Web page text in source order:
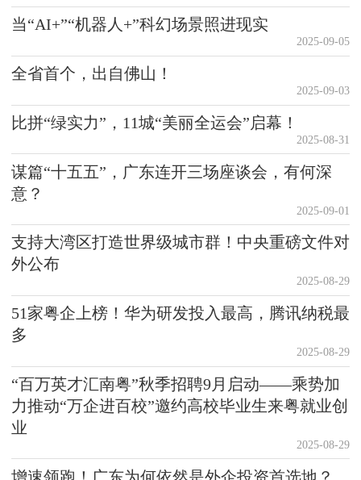
当“AI+”“机器人+”科幻场景照进现实
2025-09-05
全省首个，出自佛山！
2025-09-03
比拼“绿实力”，11城“美丽全运会”启幕！
2025-08-31
谋篇“十五五”，广东连开三场座谈会，有何深
意？
2025-09-01
支持大湾区打造世界级城市群！中央重磅文件对
外公布
2025-08-29
51家粤企上榜！华为研发投入最高，腾讯纳税最
多
2025-08-29
“百万英才汇南粤”秋季招聘9月启动——乘势加
力推动“万企进百校”邀约高校毕业生来粤就业创
业
2025-08-29